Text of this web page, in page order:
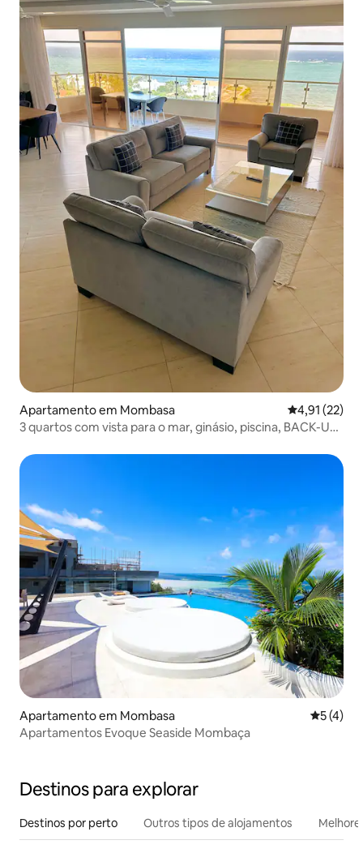
Apartamento em Mombasa Classificação
4,91 (22)
3 quartos com vista para o mar, ginásio, piscina, BACK-UP,
Apartamento em Mombasa
5 (4)
Apartamentos Evoque Seaside Mombaça
Destinos para explorar
Destinos por perto Outros tipos de alojamentos